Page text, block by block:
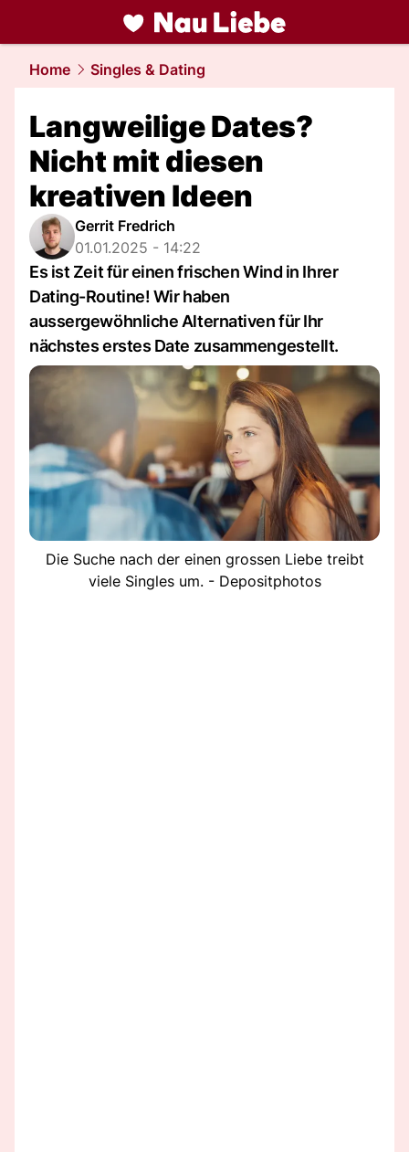
liebe.NAU.ch
Home Singles & Dating
Langweilige Dates?
Nicht mit diesen
kreativen Ideen
Gerrit Fredrich
01.01.2025 - 14:22
Es ist Zeit für einen frischen Wind in Ihrer
Dating-Routine! Wir haben
aussergewöhnliche Alternativen für Ihr
nächstes erstes Date zusammengestellt.
Die Suche nach der einen grossen Liebe treibt
viele Singles um. - Depositphotos